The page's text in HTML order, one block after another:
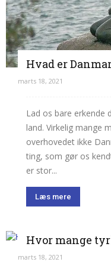
Hvad er
marts 18, 2021
Lad os bare erkende
land. Virkelig mange
overhovedet ikke
ting, som gør os
er stor...
Læs mere
Hvor mange
marts 18, 2021